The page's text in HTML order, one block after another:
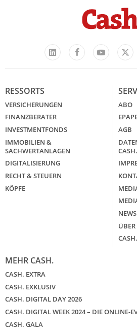
LinkedIn
FacebookYouTube
X
RESSORTS
VERSICHERUNGEN
FINANZBERATER
INVESTMENTFONDS
IMMOBILIEN &
SACHWERTANLAGEN
DIGITALISIERUNG
RECHT & STEUERN
KÖPFE
ABO
AGB
MEHR CASH.
CASH. EXTRA
CASH. EXKLUSIV
CASH. DIGITAL DAY 2026
CASH. DIGITAL WEEK 2024 – DIE ONLINE-
CASH. GALA